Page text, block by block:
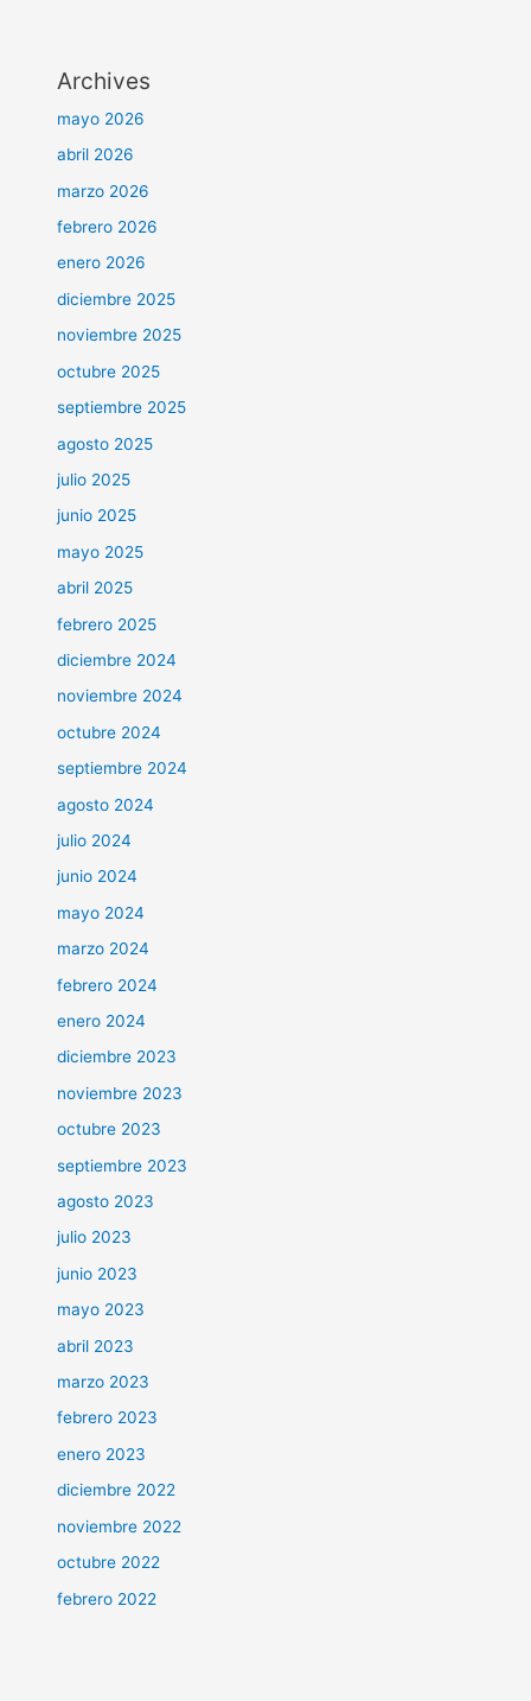
Archives
mayo 2026
abril 2026
marzo 2026
febrero 2026
enero 2026
diciembre 2025
noviembre 2025
octubre 2025
septiembre 2025
agosto 2025
julio 2025
junio 2025
mayo 2025
abril 2025
febrero 2025
diciembre 2024
noviembre 2024
octubre 2024
septiembre 2024
agosto 2024
julio 2024
junio 2024
mayo 2024
marzo 2024
febrero 2024
enero 2024
diciembre 2023
noviembre 2023
octubre 2023
septiembre 2023
agosto 2023
julio 2023
junio 2023
mayo 2023
abril 2023
marzo 2023
febrero 2023
enero 2023
diciembre 2022
noviembre 2022
octubre 2022
febrero 2022